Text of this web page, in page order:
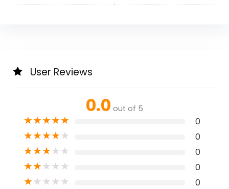
User Reviews
0.0 out of 5
★★★★★ 0
★★★★★ 0
★★★★★ 0
★★★★★ 0
★★★★★ 0